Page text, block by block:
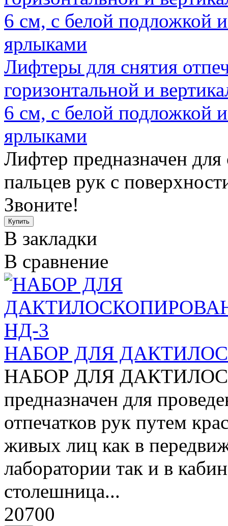
Лифтеры для снятия
горизонтальной и
6 см, с белой подложкой
ярлыками
Лифтер предназначен
пальцев рук с
Звоните!
В закладки
В сравнение
НАБОР ДЛЯ
НАБОР ДЛЯ
предназначен для
отпечатков рук путем
живых лиц как в
лаборатории так и в
столешница...
20700